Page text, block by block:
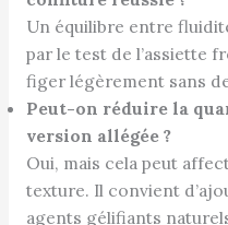
Un équilibre entre
par le test de l’assiette
figer légèrement sans
Peut-on réduire la
version allégée ?
Oui, mais cela peut
texture. Il convient
agents gélifiants